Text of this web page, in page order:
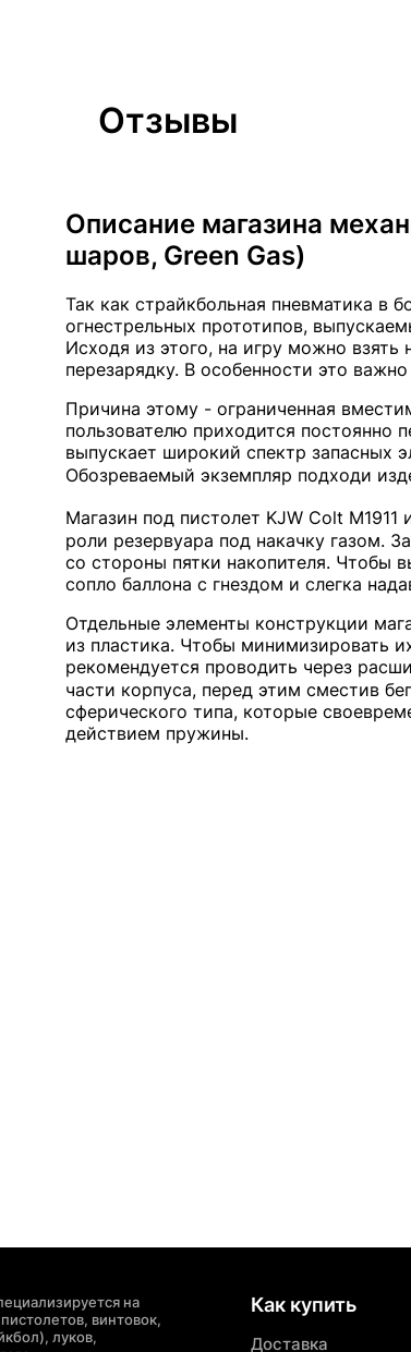
Отзывы
Описание магазина
шаров, Green Gas)
Так как страйкбольная пневматика в
огнестрельных прототипов,
Исходя из этого, на игру можно взять
перезарядку. В особенности это
Причина этому - ограниченная
пользователю приходится постоянно
выпускает широкий спектр запасных
Обозреваемый экземпляр подходи
Магазин под пистолет KJW Colt
роли резервуара под накачку газом.
со стороны пятки накопителя. Чтобы
сопло баллона с гнездом и слегка
Отдельные элементы конструкции
из пластика. Чтобы минимизировать
рекомендуется проводить через
части корпуса, перед этим сместив
сферического типа, которые
действием пружины.
на
винтовок,
луков,
Как купить
Доставка